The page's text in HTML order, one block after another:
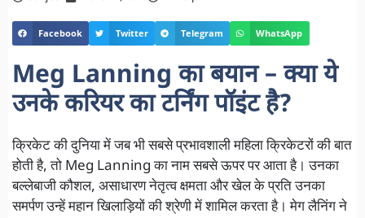
Facebook Twitter Telegram WhatsApp
Meg Lanning का बयान – क्या ये
उनके करियर का टर्निंग पॉइंट है?
क्रिकेट की दुनिया में जब भी सबसे प्रभावशाली महिला क्रिकेटरों की बात
होती है, तो Meg Lanning का नाम सबसे ऊपर पर आता है। उनका
बल्लेबाजी कौशल, असाधारण नेतृत्व क्षमता और खेल के प्रति उनका
समर्पण उन्हें महान खिलाड़ियों की श्रेणी में शामिल करता है। मेग लैनिंग ने